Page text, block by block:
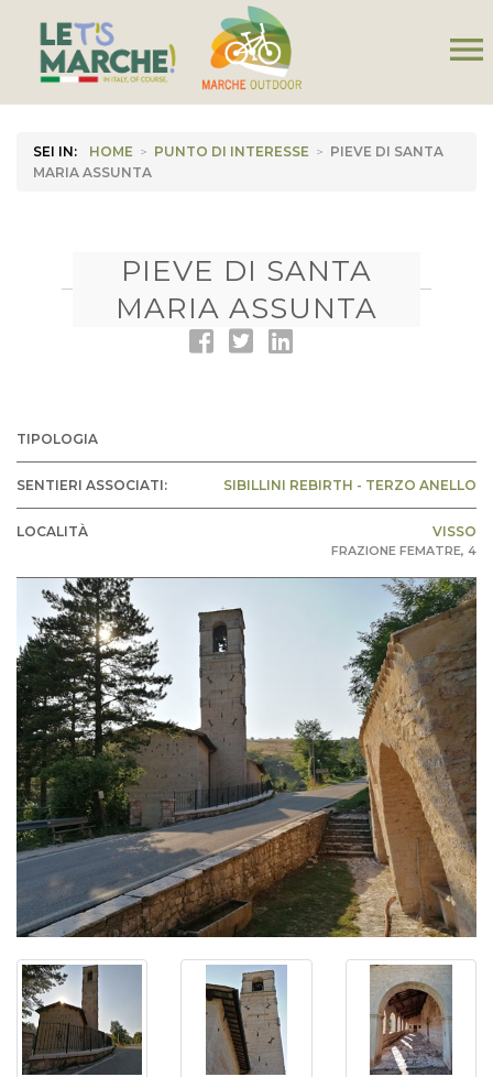
menu
SEI IN: HOME > PUNTO DI INTERESSE > PIEVE DI SANTA
MARIA ASSUNTA
PIEVE DI SANTA
MARIA ASSUNTA
TIPOLOGIA
SENTIERI ASSOCIATI: SIBILLINI REBIRTH - TERZO ANELLO
LOCALITÀ VISSO
FRAZIONE FEMATRE, 4